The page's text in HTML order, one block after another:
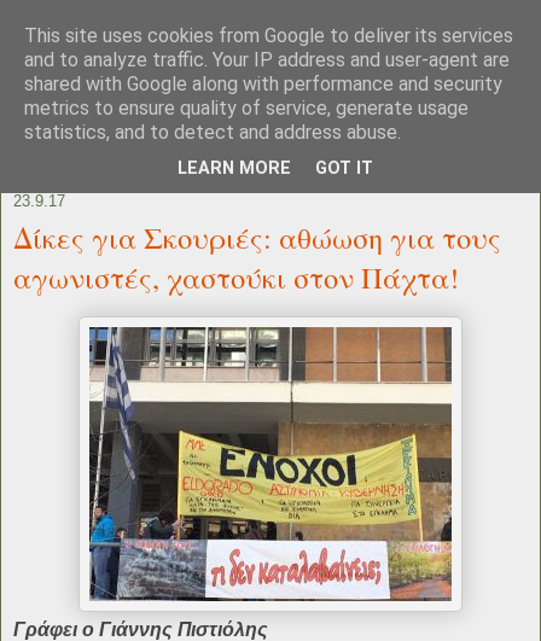
23.9.17
Δίκες για Σκουριές: αθώωση για τους
αγωνιστές, χαστούκι στον Πάχτα!
Γράφει ο Γιάννης Πιστιόλης
This site uses cookies from Google to deliver its services
and to analyze traffic. Your IP address and user-agent are
shared with Google along with performance and security
metrics to ensure quality of service, generate usage
statistics, and to detect and address abuse.
LEARN MORE GOT IT